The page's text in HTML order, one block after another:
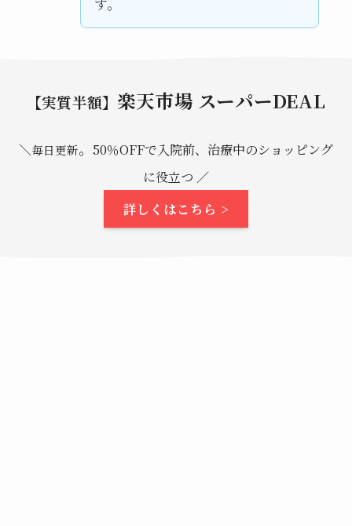
【実質半額】 楽天市場 スーパーDEAL
＼毎日更新。 50％OFFで入院前、治療中のショッピング
に役立つ ／
詳しくはこちら >